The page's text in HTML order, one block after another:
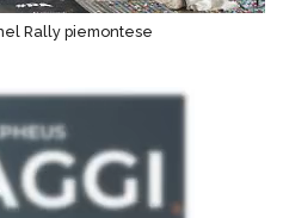
Rally piemontese